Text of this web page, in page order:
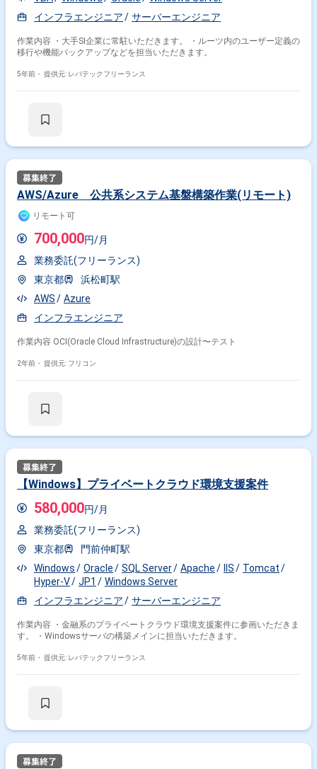
インフラエンジニア
サーバーエンジニア
作業内容 ・大手SI企業に常駐いただきます。 ・ルーツ内のユーザー定義の
移行や機能バックアップなどを担当いただきます。
5年前・ 提供元: レバテックフリーランス
AWS/Azure 公共系システム基盤構築作業(リモート)
リモート可
700,000円/月
業務委託(フリーランス)
東京都
浜松町駅
AWS
Azure
インフラエンジニア
作業内容 OCI(Oracle Cloud Infrastructure)の設計〜テスト
2年前・ 提供元: フリコン
【Windows】プライベートクラウド環境支援案件
580,000円/月
業務委託(フリーランス)
東京都
門前仲町駅
Windows
Oracle SQL Server Apache IIS
Tomcat
Hyper-V
JP1
Windows Server
インフラエンジニア
サーバーエンジニア
作業内容 ・金融系のプライベートクラウド環境支援案件に参画いただきま
す。 ・Windowsサーバの構築メインに担当いただきます。
5年前・ 提供元: レバテックフリーランス